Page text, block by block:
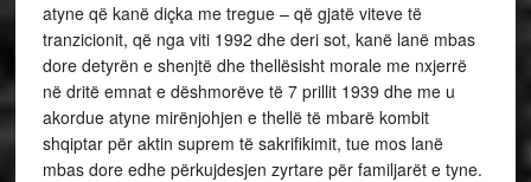
atyne që kanë diçka me tregue – që gjatë viteve të
tranzicionit, që nga viti 1992 dhe deri sot, kanë lanë mbas
dore detyrën e shenjtë dhe thellësisht morale me nxjerrë
në dritë emnat e dëshmorëve të 7 prillit 1939 dhe me u
akordue atyne mirënjohjen e thellë të mbarë kombit
shqiptar për aktin suprem të sakrifikimit, tue mos lanë
mbas dore edhe përkujdesjen zyrtare për familjarët e tyne.